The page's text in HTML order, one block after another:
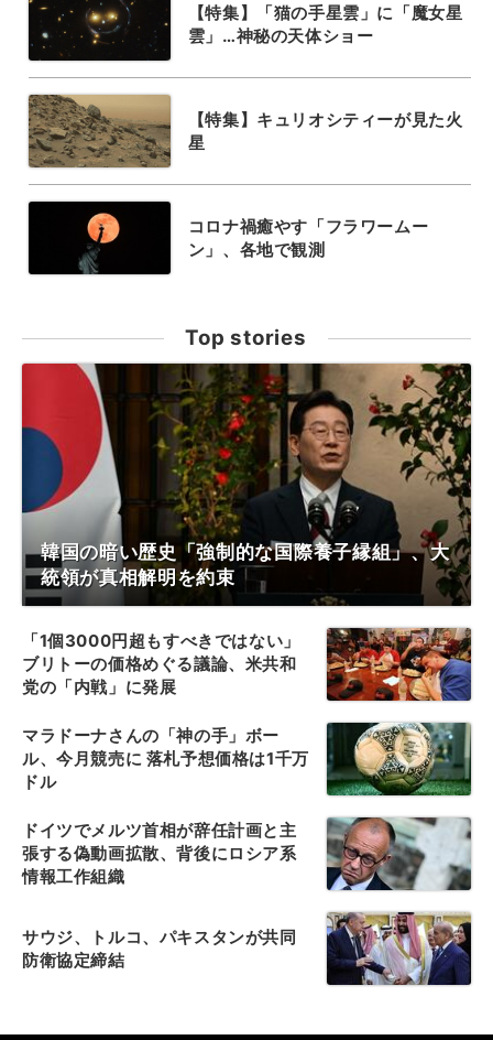
【特集】「猫の手星雲」に「魔女星
雲」…神秘の天体ショー
【特集】キュリオシティーが見た火
星
コロナ禍癒やす「フラワームー
ン」、各地で観測
Top stories
韓国の暗い歴史「強制的な国際養子縁組」、大
統領が真相解明を約束
「1個3000円超もすべきではない」
ブリトーの価格めぐる議論、米共和
党の「内戦」に発展
マラドーナさんの「神の手」ボー
ル、今月競売に 落札予想価格は1千万
ドル
ドイツでメルツ首相が辞任計画と主
張する偽動画拡散、背後にロシア系
情報工作組織
サウジ、トルコ、パキスタンが共同
防衛協定締結